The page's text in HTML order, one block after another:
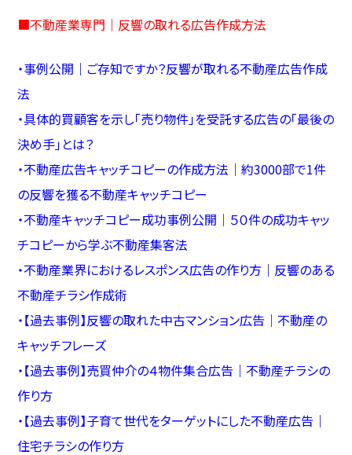
■不動産業専門｜反響の取れる広告作成方法
・事例公開｜ご存知ですか？反響が取れる不動産広告作成
法
・具体的買顧客を示し「売り物件」を受託する広告の「最後の
決め手」とは？
・不動産広告キャッチコピーの作成方法｜約3000部で1件
の反響を獲る不動産キャッチコピー
・不動産キャッチコピー成功事例公開｜５０件の成功キャッ
チコピーから学ぶ不動産集客法
・不動産業界におけるレスポンス広告の作り方｜反響のある
不動産チラシ作成術
・【過去事例】反響の取れた中古マンション広告｜不動産の
キャッチフレーズ
・【過去事例】売買仲介の４物件集合広告｜不動産チラシの
作り方
・【過去事例】子育て世代をターゲットにした不動産広告｜
住宅チラシの作り方